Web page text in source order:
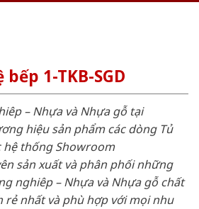
1-TKB-SGD
– Nhựa và Nhựa gỗ tại
hiệu sản phẩm các dòng Tủ
thống Showroom
sản xuất và phân phối những
nghiêp – Nhựa và Nhựa gỗ chất
rẻ nhất và phù hợp với mọi nhu